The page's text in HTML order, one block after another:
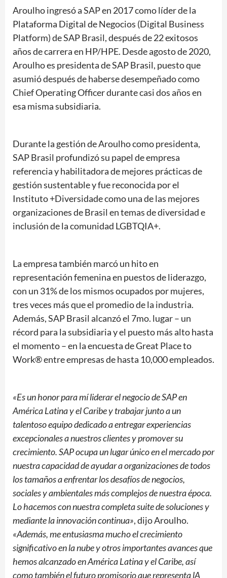
Aroulho ingresó a SAP en 2017 como líder de la
Plataforma Digital de Negocios (Digital Business
Platform) de SAP Brasil, después de 22 exitosos
años de carrera en HP/HPE. Desde agosto de 2020,
Aroulho es presidenta de SAP Brasil, puesto que
asumió después de haberse desempeñado como
Chief Operating Officer durante casi dos años en
esa misma subsidiaria.
Durante la gestión de Aroulho como presidenta,
SAP Brasil profundizó su papel de empresa
referencia y habilitadora de mejores prácticas de
gestión sustentable y fue reconocida por el
Instituto +Diversidade como una de las mejores
organizaciones de Brasil en temas de diversidad e
inclusión de la comunidad LGBTQIA+.
La empresa también marcó un hito en
representación femenina en puestos de liderazgo,
con un 31% de los mismos ocupados por mujeres,
tres veces más que el promedio de la industria.
Además, SAP Brasil alcanzó el 7mo. lugar – un
récord para la subsidiaria y el puesto más alto hasta
el momento – en la encuesta de Great Place to
Work® entre empresas de hasta 10,000 empleados.
«Es un honor para mí liderar el negocio de SAP en
América Latina y el Caribe y trabajar junto a un
talentoso equipo dedicado a entregar experiencias
excepcionales a nuestros clientes y promover su
crecimiento. SAP ocupa un lugar único en el mercado por
nuestra capacidad de ayudar a organizaciones de todos
los tamaños a enfrentar los desafíos de negocios,
sociales y ambientales más complejos de nuestra época.
Lo hacemos con nuestra completa suite de soluciones y
mediante la innovación continua», dijo Aroulho.
«Además, me entusiasma mucho el crecimiento
significativo en la nube y otros importantes avances que
hemos alcanzado en América Latina y el Caribe, así
como también el futuro promisorio que representa lA